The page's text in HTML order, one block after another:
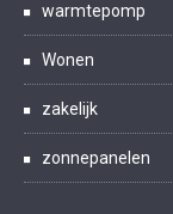
warmtepomp
Wonen
zakelijk
zonnepanelen